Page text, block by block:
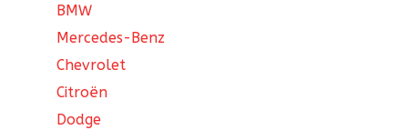
BMW
Mercedes-Benz
Chevrolet
Citroën
Dodge